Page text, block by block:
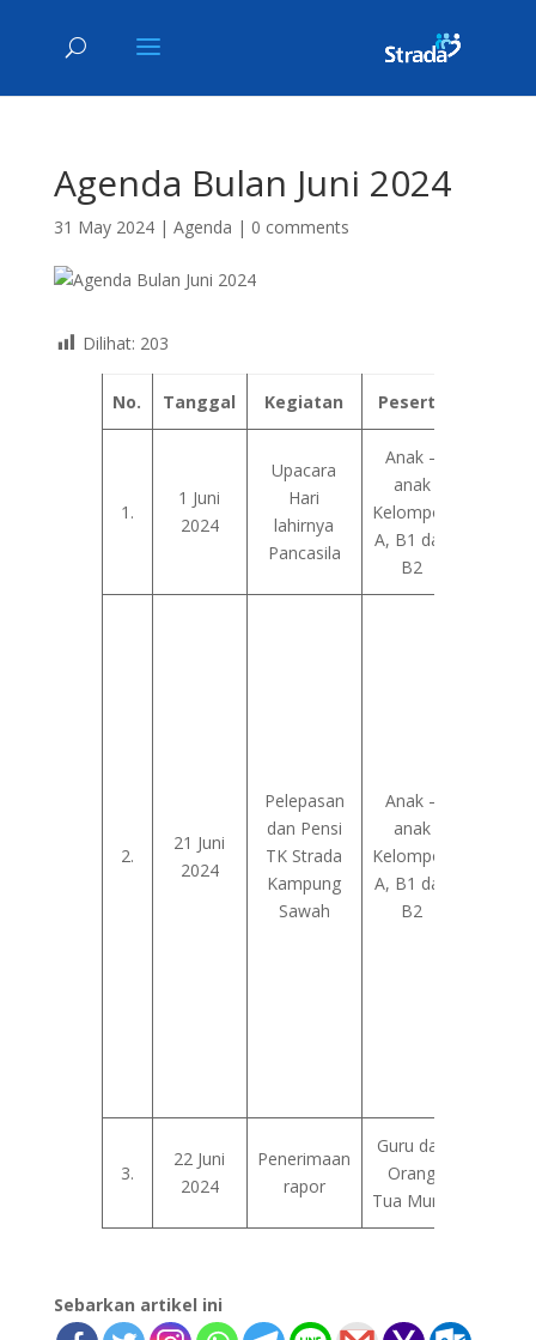
Agenda Bulan Juni 2024
31 May 2024| Agenda | 0 comments
Dilihat: 203
No. Tanggal Kegiatan Peserta
1.
1 Juni
2024
Upacara
Hari
lahirnya
Pancasila
Anak –
anak
Kelompok
A, B1 dan
B2
2.
21 Juni
2024
Pelepasan
dan Pensi
TK Strada
Kampung
Sawah
Anak –
anak
Kelompok
A, B1 dan
B2
3.
22 Juni
2024
Penerimaan
rapor
Guru dan
Orang
Tua Murid
Sebarkan artikel ini